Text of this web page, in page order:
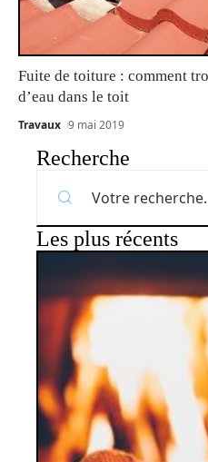
Fuite de toiture : comment
d’eau dans le toit
Travaux 9 mai 2019
Recherche
Les plus récents